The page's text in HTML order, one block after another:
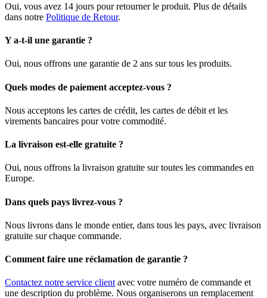
Oui, vous avez 14 jours pour retourner le produit. Plus de détails
dans notre Politique de Retour.
Y a-t-il une garantie ?
Oui, nous offrons une garantie de 2 ans sur tous les produits.
Quels modes de paiement acceptez-vous ?
Nous acceptons les cartes de crédit, les cartes de débit et les
virements bancaires pour votre commodité.
La livraison est-elle gratuite ?
Oui, nous offrons la livraison gratuite sur toutes les commandes en
Europe.
Dans quels pays livrez-vous ?
Nous livrons dans le monde entier, dans tous les pays, avec livraison
gratuite sur chaque commande.
Comment faire une réclamation de garantie ?
Contactez notre service clientavec votre numéro de commande et
une description du problème. Nous organiserons un remplacement